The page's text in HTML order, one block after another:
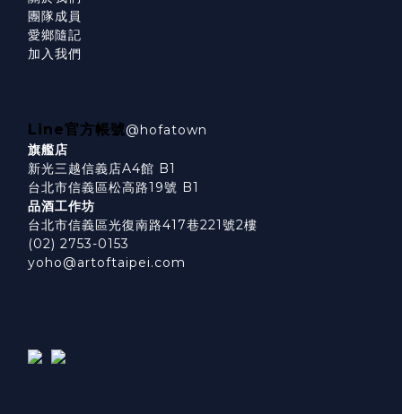
團隊成員
愛鄉隨記
加入我們
Line官方帳號@hofatown
旗艦店
新光三越信義店A4館 B1
台北市信義區松高路19號 B1
品酒工作坊
台北市信義區光復南路417巷221號2樓
(02) 2753-0153
yoho@artoftaipei.com